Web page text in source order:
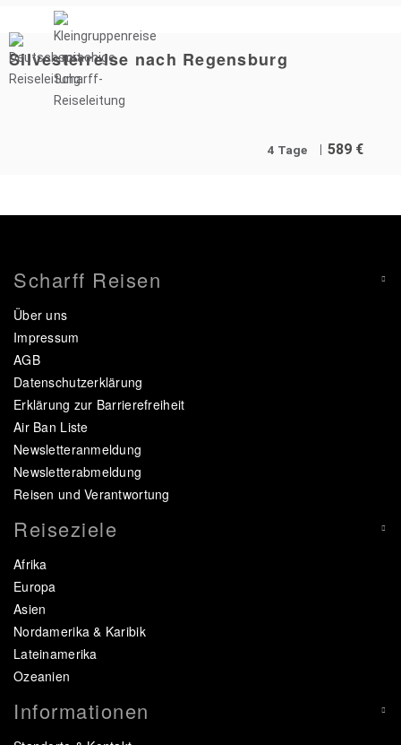
Silvesterreise nach Regensburg
4 Tage 589 €
Scharff Reisen
Über uns
Impressum
AGB
Datenschutzerklärung
Erklärung zur Barrierefreiheit
Air Ban Liste
Newsletteranmeldung
Newsletterabmeldung
Reisen und Verantwortung
Reiseziele
Afrika
Europa
Asien
Nordamerika & Karibik
Lateinamerika
Ozeanien
Informationen